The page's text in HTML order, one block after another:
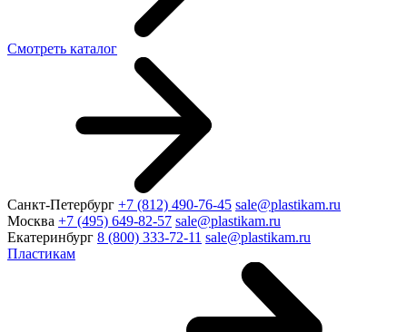
Смотреть каталог
Санкт-Петербург +7 (812) 490-76-45 sale@plastikam.ru
Москва +7 (495) 649-82-57 sale@plastikam.ru
Екатеринбург 8 (800) 333-72-11 sale@plastikam.ru
Пластикам